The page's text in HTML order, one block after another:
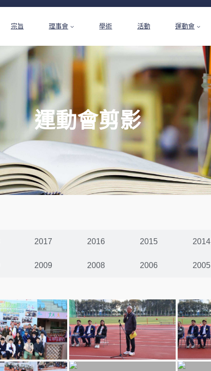
宗旨 理事會 學術 活動 運動會
運動會剪影
2017 2016 2015 2014
2009 2008 2006 2005